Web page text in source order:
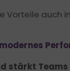
Vorteile auch
stärkt Teams